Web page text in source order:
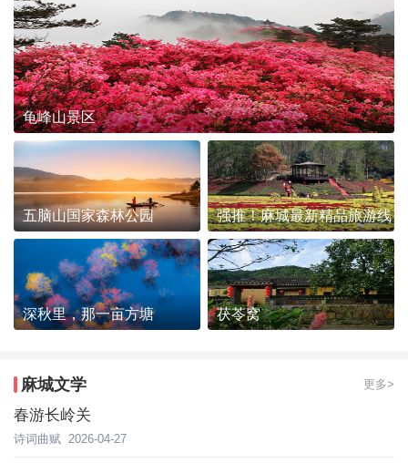
龟峰山景区
五脑山国家森林公园 强推！麻城最新精品旅游线
路发布~
深秋里，那一亩方塘 茯苓窝
麻城文学 更多>
春游长岭关
诗词曲赋 2026-04-27